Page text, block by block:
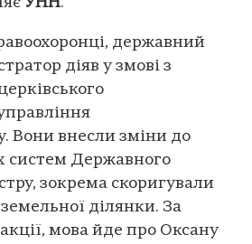
державний
діяв у змові з
Вони внесли зміни до
систем Державного
зокрема скоригували
ділянки. За
мова йде про Оксану